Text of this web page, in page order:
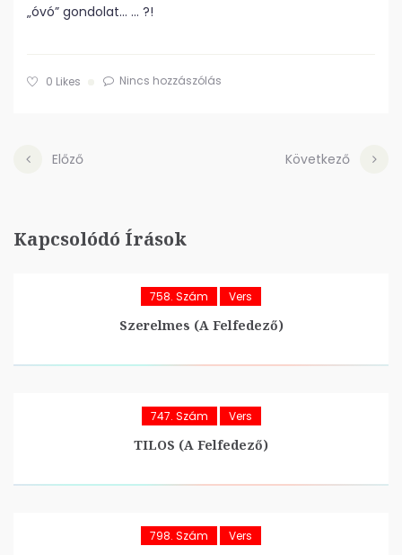
„óvó” gondolat… … ?!
0 Likes Nincs hozzászólás
Előző Következő
Kapcsolódó Írások
758. Szám Vers
Szerelmes (A Felfedező)
747. Szám Vers
TILOS (A Felfedező)
798. Szám Vers